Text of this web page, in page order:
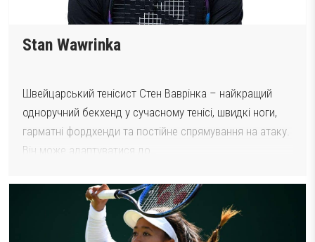
Stan Wawrinka
Швейцарський тенісист Стен Ваврінка – найкращий
одноручний бекхенд у сучасному тенісі, швидкі ноги,
гарматні фордхенди та постійне спрямування на атаку.
Він може адаптуватися до…